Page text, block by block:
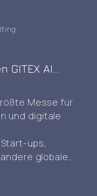
GITEX AI
Messe für
und digitale
ups,
globale
Technologien